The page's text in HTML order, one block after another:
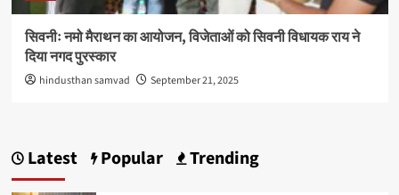
सिवनीः नमो मैराथन का आयोजन, विजेताओं को सिवनी विधायक राय ने
दिया नगद पुरस्कार
hindusthan samvad September 21, 2025
Latest Popular Trending